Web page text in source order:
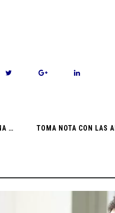
en su
Nuevo
A SUS
SHARKNADO: LO QUE COMENZÓ COMO UNA BUENA BROMA ¡YA VA PARA SU SEXTA PELÍCULA!